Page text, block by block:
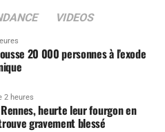
VIDEOS
20 000 personnes à l’exode
2 heures
heurte leur fourgon en
gravement blessé